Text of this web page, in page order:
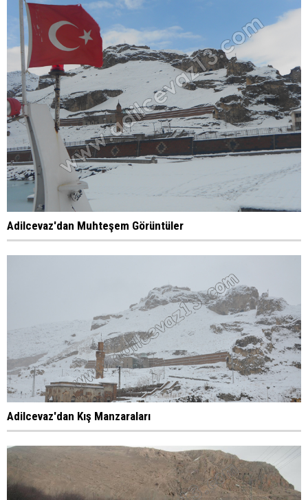
Adilcevaz'dan Muhteşem Görüntüler
Adilcevaz'dan Kış Manzaraları